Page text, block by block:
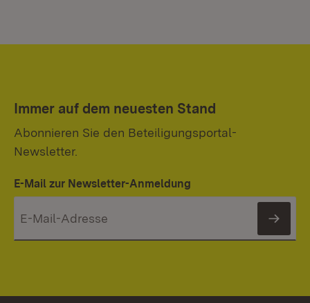
Immer auf dem neuesten Stand
Abonnieren Sie den Beteiligungsportal-
Newsletter.
E-Mail zur Newsletter-Anmeldung